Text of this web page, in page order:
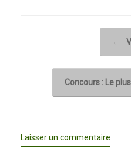
←
Concours : Le
Laisser un commentaire